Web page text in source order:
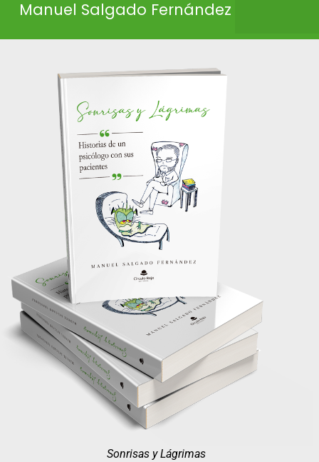
Manuel Salgado Fernández
Sonrisas y Lágrimas